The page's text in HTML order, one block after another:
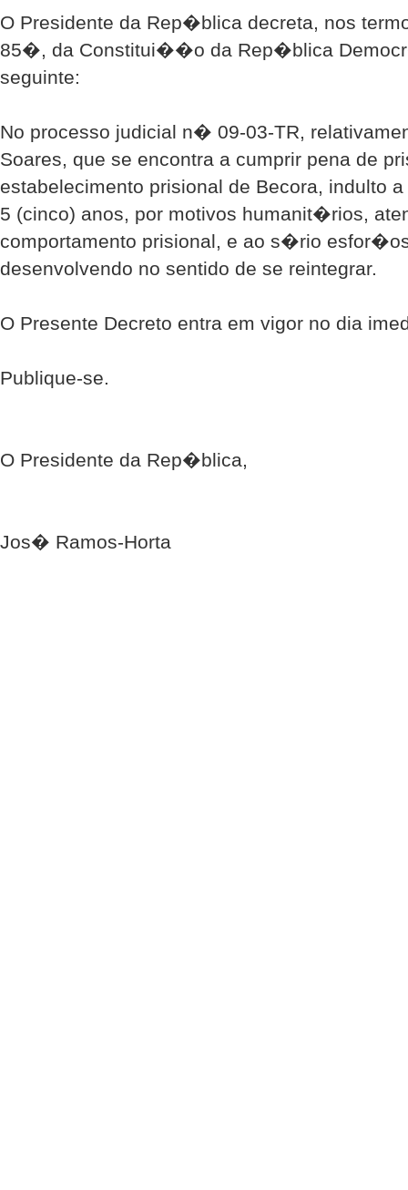
O Presidente da Rep�blica decreta, nos
85�, da Constitui��o da Rep�blica
seguinte:
No processo judicial n� 09-03-TR,
Soares, que se encontra a cumprir pena de
estabelecimento prisional de Becora, indulto
5 (cinco) anos, por motivos humanit�rios,
comportamento prisional, e ao s�rio
desenvolvendo no sentido de se reintegrar.
O Presente Decreto entra em vigor no dia
Publique-se.
O Presidente da Rep�blica,
Jos� Ramos-Horta